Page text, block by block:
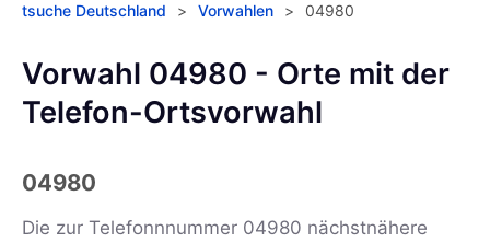
tsuche Deutschland > Vorwahlen > 04980
Vorwahl 04980 - Orte mit der
Telefon-Ortsvorwahl
04980
Die zur Telefonnnummer 04980 nächstnähere